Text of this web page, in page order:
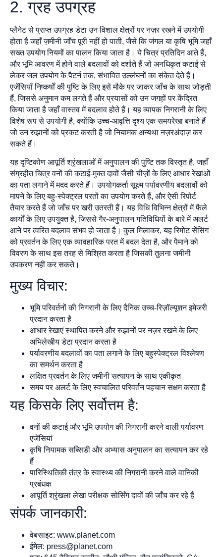
2. ग्रह उपग्रह
प्लैनेट से प्राप्त उपग्रह डेटा उन विशाल क्षेत्रों पर नज़र रखने में उपयोगी
होता है जहाँ ज़मीनी जाँच पूरी नहीं हो पाती, जैसे कि जंगल या कृषि भूमि जहाँ
सख्त उपयोग नियमों का पालन किया जाता है। ये चित्र प्रतिदिन आते हैं,
और भूमि आवरण में होने वाले बदलावों को दर्शाते हैं जो अनधिकृत कटाई से
लेकर जल उपयोग के पैटर्न तक, संभावित उल्लंघनों का संकेत देते हैं।
एजेंसियाँ निष्कर्षों की पुष्टि के लिए इसे मौके पर जाकर जाँच के साथ जोड़ती
हैं, जिससे अनुमान कम लगते हैं और प्रयासों को उन जगहों पर केंद्रित
किया जाता है जहाँ वास्तव में बदलाव होते हैं। यह व्यापक निगरानी के लिए
विशेष रूप से उपयोगी है, क्योंकि उच्च-आवृत्ति दृश्य एक समयरेखा बनाते हैं
जो उन रुझानों को प्रकट करती है जो नियामक अन्यथा नज़रअंदाज़ कर
सकते हैं।
यह दृष्टिकोण आपूर्ति श्रृंखलाओं में अनुपालन की पुष्टि तक विस्तृत है, जहाँ
संग्रहीत चित्र वनों की कटाई-मुक्त दावों जैसी चीज़ों के लिए आधार रेखाओं
का पता लगाने में मदद करते हैं। उपयोगकर्ता सूक्ष्म पर्यावरणीय बदलावों को
मापने के लिए बहु-स्पेक्ट्रल परतों का उपयोग करते हैं, और ऐसी रिपोर्ट
तैयार करते हैं जो जाँच पर खरी उतरती हैं। यह विधि विभिन्न क्षेत्रों में फैले
कार्यों के लिए उपयुक्त है, जिससे गैर-अनुपालन गतिविधियों के बारे में अलर्ट
आने पर त्वरित बदलाव संभव हो जाता है। कुल मिलाकर, यह रिमोट सेंसिंग
को प्रवर्तन के लिए एक व्यावहारिक परत में बदल देता है, और पैमाने को
विवरण के साथ इस तरह से मिश्रित करता है जिसकी तुलना जमीनी
उपकरण नहीं कर सकते।
मुख्य विचार:
भूमि परिवर्तनों की निगरानी के लिए दैनिक उच्च-रिज़ॉल्यूशन इमेजरी
प्रदान करता है
आधार रेखाएं स्थापित करने और रुझानों पर नज़र रखने के लिए
अभिलेखीय डेटा प्रदान करता है
पर्यावरणीय बदलावों का पता लगाने के लिए बहुस्पेक्ट्रल विश्लेषण
का समर्थन करता है
लक्षित प्रवर्तन के लिए जमीनी सत्यापन के साथ एकीकृत
समय पर अलर्ट के लिए स्वचालित परिवर्तन पहचान सक्षम करता है
यह किसके लिए सर्वोत्तम है:
वनों की कटाई और भूमि उपयोग की निगरानी करने वाली पर्यावरण
एजेंसियां
कृषि नियामक सब्सिडी और अभ्यास अनुपालन का सत्यापन कर रहे
हैं
पारिस्थितिकी तंत्र के स्वास्थ्य की निगरानी करने वाले वानिकी
प्रबंधक
आपूर्ति श्रृंखला लेखा परीक्षक सोर्सिंग दावों की जाँच कर रहे हैं
संपर्क जानकारी:
वेबसाइट: www.planet.com
ईमेल: press@planet.com